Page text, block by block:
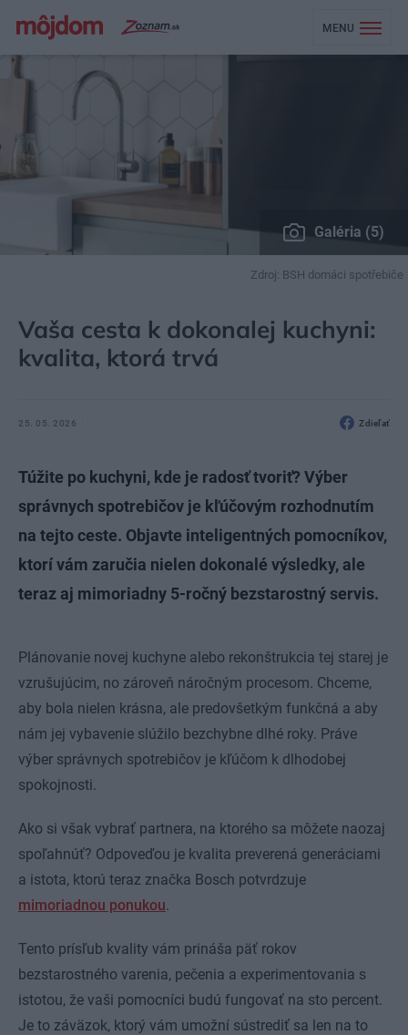
MENU
Galéria (5)
Zdroj: BSH domáci spotřebiče
Vaša cesta k dokonalej kuchyni:
kvalita, ktorá trvá
25. 05. 2026 Zdieľať
Túžite po kuchyni, kde je radosť tvoriť? Výber
správnych spotrebičov je kľúčovým rozhodnutím
na tejto ceste. Objavte inteligentných pomocníkov,
ktorí vám zaručia nielen dokonalé výsledky, ale
teraz aj mimoriadny 5-ročný bezstarostný servis.
Plánovanie novej kuchyne alebo rekonštrukcia tej starej je
vzrušujúcim, no zároveň náročným procesom. Chceme,
aby bola nielen krásna, ale predovšetkým funkčná a aby
nám jej vybavenie slúžilo bezchybne dlhé roky. Práve
výber správnych spotrebičov je kľúčom k dlhodobej
spokojnosti.
Ako si však vybrať partnera, na ktorého sa môžete naozaj
spoľahnúť? Odpoveďou je kvalita preverená generáciami
a istota, ktorú teraz značka Bosch potvrdzuje
mimoriadnou ponukou.
Tento prísľub kvality vám prináša päť rokov
bezstarostného varenia, pečenia a experimentovania s
istotou, že vaši pomocníci budú fungovať na sto percent.
Je to záväzok, ktorý vám umožní sústrediť sa len na to